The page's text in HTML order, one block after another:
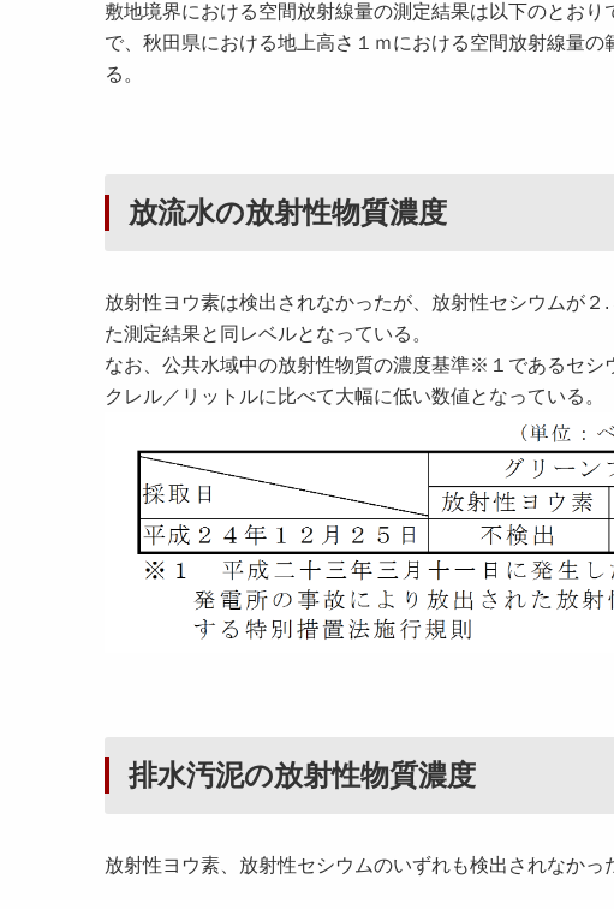
敷地境界における空間放射線量の測定結果は以下のとお
で、秋田県における地上高さ１ｍにおける空間放射線量
る。
放流水の放射性物質濃度
放射性ヨウ素は検出されなかったが、放射性セシウムが
た測定結果と同レベルとなっている。
なお、公共水域中の放射性物質の濃度基準※１であるセ
クレル／リットルに比べて大幅に低い数値となっている。
排水汚泥の放射性物質濃度
放射性ヨウ素、放射性セシウムのいずれも検出されなかっ